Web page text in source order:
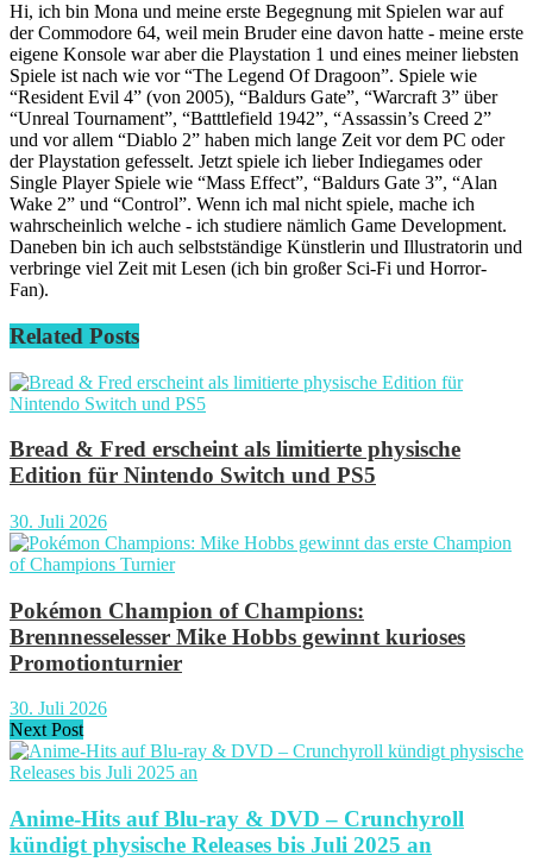
Hi, ich bin Mona und meine erste Begegnung mit Spielen war auf
der Commodore 64, weil mein Bruder eine davon hatte - meine erste
eigene Konsole war aber die Playstation 1 und eines meiner liebsten
Spiele ist nach wie vor “The Legend Of Dragoon”. Spiele wie
“Resident Evil 4” (von 2005), “Baldurs Gate”, “Warcraft 3” über
“Unreal Tournament”, “Batttlefield 1942”, “Assassin’s Creed 2”
und vor allem “Diablo 2” haben mich lange Zeit vor dem PC oder
der Playstation gefesselt. Jetzt spiele ich lieber Indiegames oder
Single Player Spiele wie “Mass Effect”, “Baldurs Gate 3”, “Alan
Wake 2” und “Control”. Wenn ich mal nicht spiele, mache ich
wahrscheinlich welche - ich studiere nämlich Game Development.
Daneben bin ich auch selbstständige Künstlerin und Illustratorin und
verbringe viel Zeit mit Lesen (ich bin großer Sci-Fi und Horror-
Fan).
Related Posts
Bread & Fred erscheint als limitierte physische
Edition für Nintendo Switch und PS5
30. Juli 2026
Pokémon Champion of Champions:
Brennnesselesser Mike Hobbs gewinnt kurioses
Promotionturnier
30. Juli 2026
Next Post
Anime-Hits auf Blu-ray & DVD – Crunchyroll
kündigt physische Releases bis Juli 2025 an